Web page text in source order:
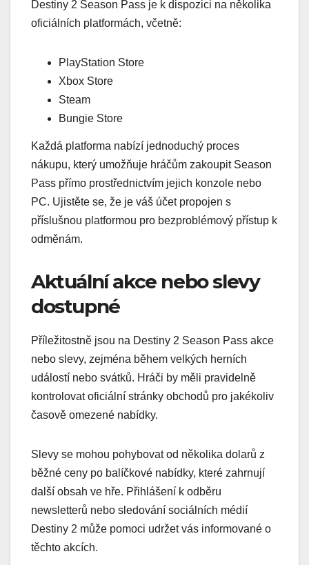
Destiny 2 Season Pass je k dispozici na několika
oficiálních platformách, včetně:
PlayStation Store
Xbox Store
Steam
Bungie Store
Každá platforma nabízí jednoduchý proces
nákupu, který umožňuje hráčům zakoupit Season
Pass přímo prostřednictvím jejich konzole nebo
PC. Ujistěte se, že je váš účet propojen s
příslušnou platformou pro bezproblémový přístup k
odměnám.
Aktuální akce nebo slevy
dostupné
Příležitostně jsou na Destiny 2 Season Pass akce
nebo slevy, zejména během velkých herních
událostí nebo svátků. Hráči by měli pravidelně
kontrolovat oficiální stránky obchodů pro jakékoliv
časově omezené nabídky.
Slevy se mohou pohybovat od několika dolarů z
běžné ceny po balíčkové nabídky, které zahrnují
další obsah ve hře. Přihlášení k odběru
newsletterů nebo sledování sociálních médií
Destiny 2 může pomoci udržet vás informované o
těchto akcích.